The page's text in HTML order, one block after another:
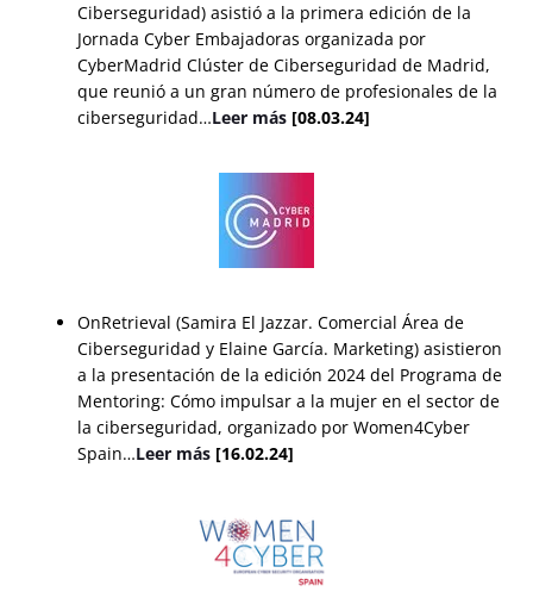
Ciberseguridad) asistió a la primera edición de la
Jornada Cyber Embajadoras organizada por
CyberMadrid Clúster de Ciberseguridad de Madrid,
que reunió a un gran número de profesionales de la
ciberseguridad…Leer más [08.03.24]
OnRetrieval (Samira El Jazzar. Comercial Área de
Ciberseguridad y Elaine García. Marketing) asistieron
a la presentación de la edición 2024 del Programa de
Mentoring: Cómo impulsar a la mujer en el sector de
la ciberseguridad, organizado por Women4Cyber
Spain…Leer más [16.02.24]